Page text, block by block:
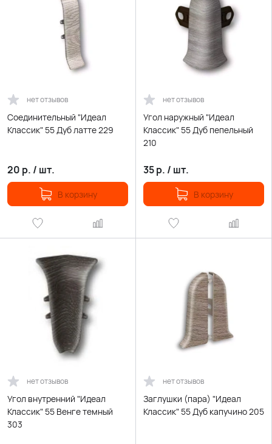
нет отзывов
Соединительный "Идеал
Классик" 55 Дуб латте 229
20 р. / шт.
В корзину
нет отзывов
Угол наружный "Идеал
Классик" 55 Дуб пепельный
210
35р. / шт.
В корзину
нет отзывов
Угол внутренний "Идеал
Классик" 55 Венге темный
303
нет отзывов
Заглушки (пара) "Идеал
Классик" 55 Дуб капучино 205